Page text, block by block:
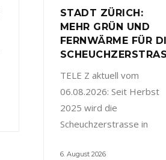
STADT ZÜRICH:
MEHR GRÜN UND
FERNWÄRME FÜR
TELE Z aktuell vom
06.08.2026: Seit Herbst
2025 wird die
Scheuchzerstrasse in
6. August 2026